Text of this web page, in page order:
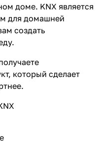
доме. KNX является
для домашней
создать
который сделает